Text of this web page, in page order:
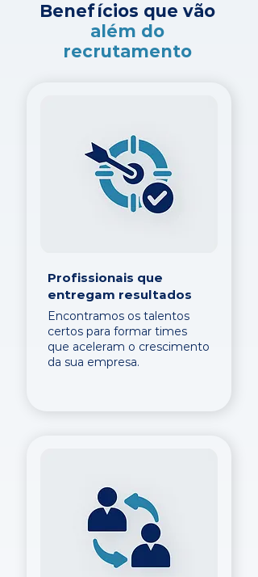
Benefícios que vão
além do
recrutamento
Profissionais que
entregam resultados
Encontramos os talentos
certos para formar times
que aceleram o crescimento
da sua empresa.